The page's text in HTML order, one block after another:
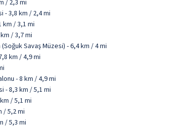
/ 2,3 mi
- 3,8 km / 2,4 mi
km / 3,1 mi
/ 3,7 mi
Savaş Müzesi) - 6,4 km / 4 mi
km / 4,9 mi
- 8 km / 4,9 mi
- 8,3 km / 5,1 mi
/ 5,1 mi
/ 5,2 mi
/ 5,3 mi